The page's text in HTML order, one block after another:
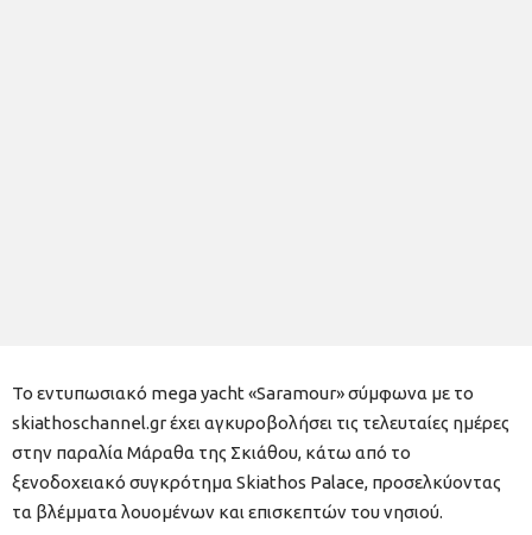
Το εντυπωσιακό mega yacht «Saramour» σύμφωνα με το
skiathoschannel.gr έχει αγκυροβολήσει τις τελευταίες ημέρες
στην παραλία Μάραθα της Σκιάθου, κάτω από το
ξενοδοχειακό συγκρότημα Skiathos Palace, προσελκύοντας
τα βλέμματα λουομένων και επισκεπτών του νησιού.